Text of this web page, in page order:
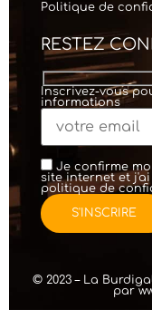
Politique de
RESTEZ
Inscrivez-vous
informations
Je confirme
site internet et
politique de
© 2023 – La
par